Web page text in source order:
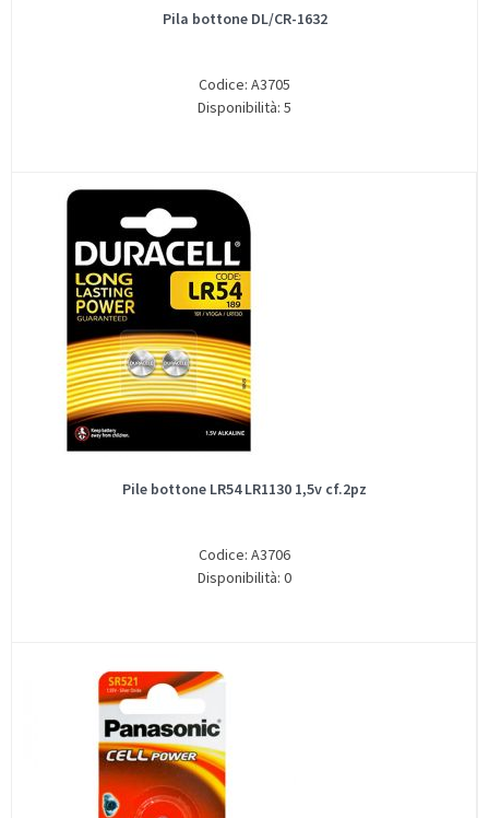
Pila bottone DL/CR-1632
Codice: A3705
Disponibilità: 5
Pile bottone LR54 LR1130 1,5v cf.2pz
Codice: A3706
Disponibilità: 0